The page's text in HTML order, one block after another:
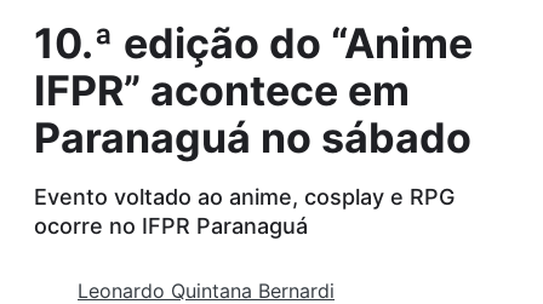
10.ª edição do “Anime
IFPR” acontece em
Paranaguá no sábado
Evento voltado ao anime, cosplay e RPG
ocorre no IFPR Paranaguá
Leonardo Quintana Bernardi